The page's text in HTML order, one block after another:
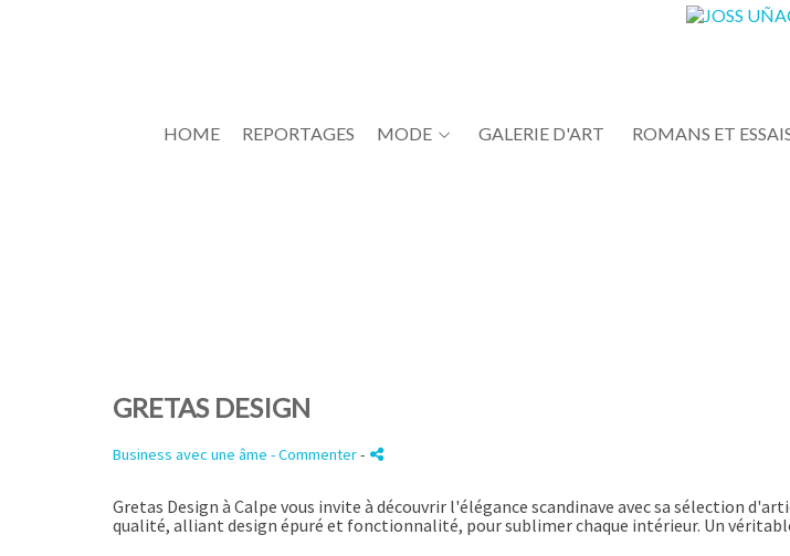
HOME REPORTAGES MODE GALERIE D'ART ROMANS ET
GRETAS DESIGN
Business avec une âme - Commenter-
Gretas Design à Calpe vous invite à découvrir l'élégance scandinave avec sa sélection
qualité, alliant design épuré et fonctionnalité, pour sublimer chaque intérieur. Un